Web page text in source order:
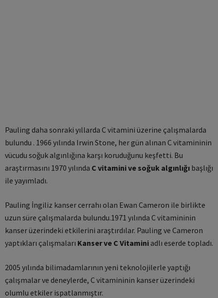
Pauling daha sonraki yıllarda C vitamini üzerine çalışmalarda
bulundu . 1966 yılında Irwin Stone, her gün alınan C vitamininin
vücudu soğuk algınlığına karşı koruduğunu keşfetti. Bu
araştırmasını 1970 yılında C vitamini ve soğuk algınlığı başlığı
ile yayımladı.
Pauling İngiliz kanser cerrahı olan Ewan Cameron ile birlikte
uzun süre çalışmalarda bulundu.1971 yılında C vitamininin
kanser üzerindeki etkilerini araştırdılar. Pauling ve Cameron
yaptıkları çalışmaları Kanser ve C Vitamini adlı eserde topladı.
2005 yılında bilimadamlarının yeni teknolojilerle yaptığı
çalışmalar ve deneylerde, C vitamininin kanser üzerindeki
olumlu etkiler ispatlanmıştır.